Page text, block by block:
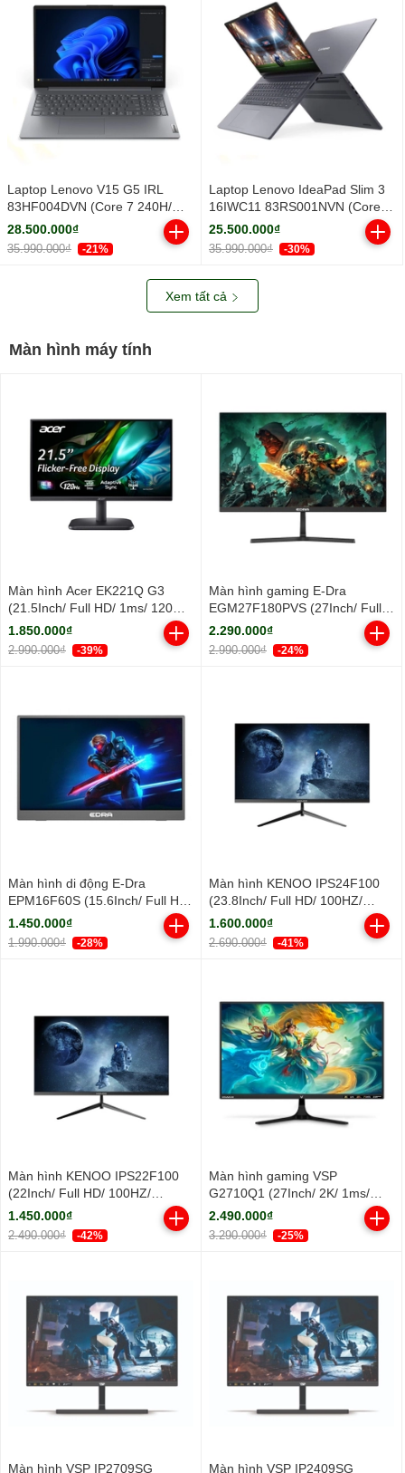
Laptop Lenovo V15 G5 IRL
83HF004DVN (Core 7 240H/
16GB/ 512GB SSD/ 15.6 inch
FHD/ Win11/ Grey/ 2Y)
28.500.000₫
35.990.000₫ -21%
Laptop Lenovo IdeaPad Slim 3
16IWC11 83RS001NVN (Core 5
320H/ 16GB/ 512GB SSD/ 16
inch WUXGA/ Win11/ Grey/ Vỏ
nhôm/ 2Y)
25.500.000₫
35.990.000₫ -30%
Xem tất cả
Màn hình máy tính
Màn hình Acer EK221Q G3
(21.5Inch/ Full HD/ 1ms/ 120Hz/
250cd/m2/ IPS)
1.850.000₫
2.990.000₫ -39%
Màn hình gaming E-Dra
EGM27F180PVS (27Inch/ Full
HD/ 1ms/ 180Hz/ 250cd/m2/
IPS)
2.290.000₫
2.990.000₫ -24%
Màn hình di động E-Dra
EPM16F60S (15.6Inch/ Full HD/
5ms/ IPS)
1.450.000₫
1.990.000₫ -28%
Màn hình KENOO IPS24F100
(23.8Inch/ Full HD/ 100HZ/
250cd/m2/ IPS)
1.600.000₫
2.690.000₫ -41%
Màn hình KENOO IPS22F100
(22Inch/ Full HD/ 100HZ/
250cd/m2/ IPS)
1.450.000₫
2.490.000₫ -42%
Màn hình gaming VSP
G2710Q1 (27Inch/ 2K/ 1ms/
100HZ/ 300cd/m2/ IPS)
2.490.000₫
3.290.000₫ -25%
Màn hình VSP IP2709SG Màn hình VSP IP2409SG